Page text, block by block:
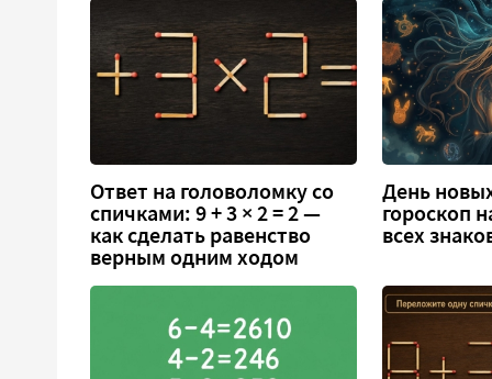
Ответ на головоломку со
спичками: 9 + 3 × 2 = 2 —
как сделать равенство
верным одним ходом
День
гороскоп
всех